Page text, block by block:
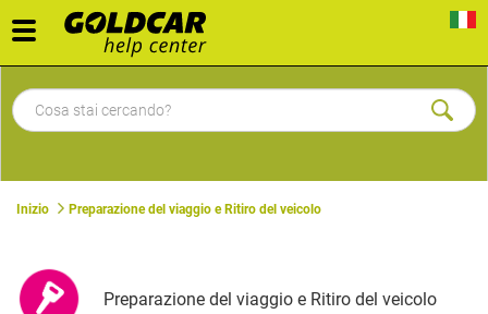
Toggle
navigation
Inizio Preparazione del viaggio e Ritiro del veicolo
Preparazione del viaggio e Ritiro del veicolo